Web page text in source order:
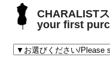
CHARALIST
your first